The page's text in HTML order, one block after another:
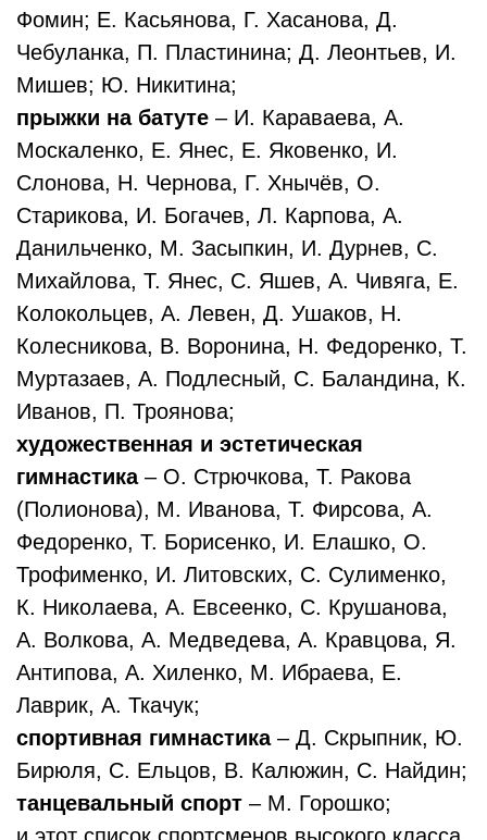
Фомин; Е. Касьянова, Г. Хасанова, Д.
Чебуланка, П. Пластинина; Д. Леонтьев, И.
Мишев; Ю. Никитина;
прыжки на батуте – И. Караваева, А.
Москаленко, Е. Янес, Е. Яковенко, И.
Слонова, Н. Чернова, Г. Хнычёв, О.
Старикова, И. Богачев, Л. Карпова, А.
Данильченко, М. Засыпкин, И. Дурнев, С.
Михайлова, Т. Янес, С. Яшев, А. Чивяга, Е.
Колокольцев, А. Левен, Д. Ушаков, Н.
Колесникова, В. Воронина, Н. Федоренко, Т.
Муртазаев, А. Подлесный, С. Баландина, К.
Иванов, П. Троянова;
художественная и эстетическая
гимнастика– О. Стрючкова, Т. Ракова
(Полионова), М. Иванова, Т. Фирсова, А.
Федоренко, Т. Борисенко, И. Елашко, О.
Трофименко, И. Литовских, С. Сулименко,
К. Николаева, А. Евсеенко, С. Крушанова,
А. Волкова, А. Медведева, А. Кравцова, Я.
Антипова, А. Хиленко, М. Ибраева, Е.
Лаврик, А. Ткачук;
спортивная гимнастика– Д. Скрыпник, Ю.
Бирюля, С. Ельцов, В. Калюжин, С. Найдин;
танцевальный спорт – М. Горошко;